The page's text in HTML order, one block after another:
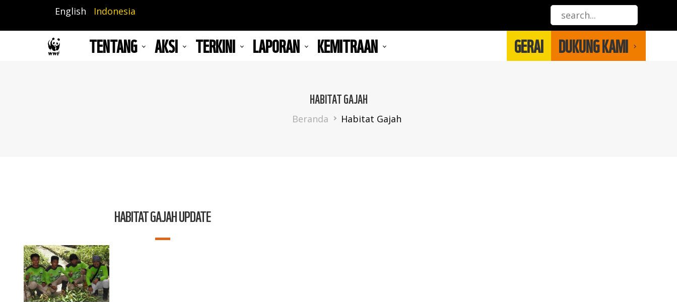
isi
English Indonesia
TENTANG AKSI TERKINI LAPORAN KEMITRAAN GERAI DUKUNG KAMI
HABITAT GAJAH
Breadcrumb
Beranda Habitat Gajah
HABITAT GAJAH UPDATE